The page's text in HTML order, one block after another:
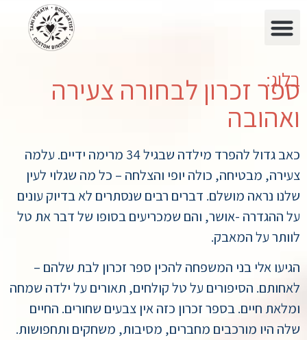
בלוג:
ספר זכרון לבחורה צעירה
ואהובה
כאב גדול להפרד מילדה שבגיל 34 מרימה ידיים. עלמה
צעירה, מבטיחה, כולה יופי והצלחה – כל מה שגלוי לעין
שלנו נראה מושלם. דברים רבים שנסתרים לא בדיוק עונים
על ההגדרה -אושר, והם שמכריעים בסופו של דבר את טל
לוותר על המאבק.
הגיעו אלי בני המשפחה להכין ספר זכרון לבת שלהם –
לאחותם. הסיפורים על טל קולחים, תאורים על ילדה שמחה
ומלאת חיים. בספר זכרון כזה אין צבעים שחורים. החיים
שלה היו מורכבים מחברים, מסיבות, משחקים ותחפושות.